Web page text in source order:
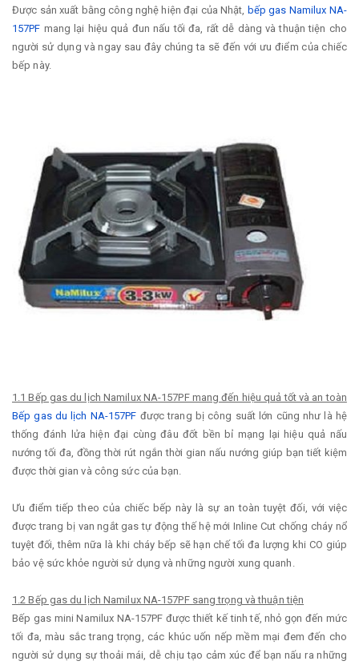
Được sản xuất bằng công nghệ hiện đại của Nhật, bếp gas Namilux NA-
157PF mang lại hiệu quả đun nấu tối đa, rất dễ dàng và thuận tiện cho
người sử dụng và ngay sau đây chúng ta sẽ đến với ưu điểm của chiếc
bếp này.
1.1 Bếp gas du lịch Namilux NA-157PF mang đến hiệu quả tốt và an toàn
Bếp gas du lịch NA-157PF được trang bị công suất lớn cũng như là hệ
thống đánh lửa hiện đại cùng đâu đốt bền bỉ mạng lại hiệu quả nấu
nướng tối đa, đồng thời rút ngắn thời gian nấu nướng giúp bạn tiết kiệm
được thời gian và công sức của bạn.
Ưu điểm tiếp theo của chiếc bếp này là sự an toàn tuyệt đối, với việc
được trang bị van ngắt gas tự động thế hệ mới Inline Cut chống cháy nổ
tuyệt đối, thêm nữa là khi cháy bếp sẽ hạn chế tối đa lượng khi CO giúp
bảo vệ sức khỏe người sử dụng và những người xung quanh.
1.2 Bếp gas du lịch Namilux NA-157PF sang trọng và thuận tiện
Bếp gas mini Namilux NA-157PF được thiết kế tinh tế, nhỏ gọn đến mức
tối đa, màu sắc trang trọng, các khúc uốn nếp mềm mại đem đến cho
người sử dụng sự thoải mái, dễ chịu tạo cảm xúc để bạn nấu ra những